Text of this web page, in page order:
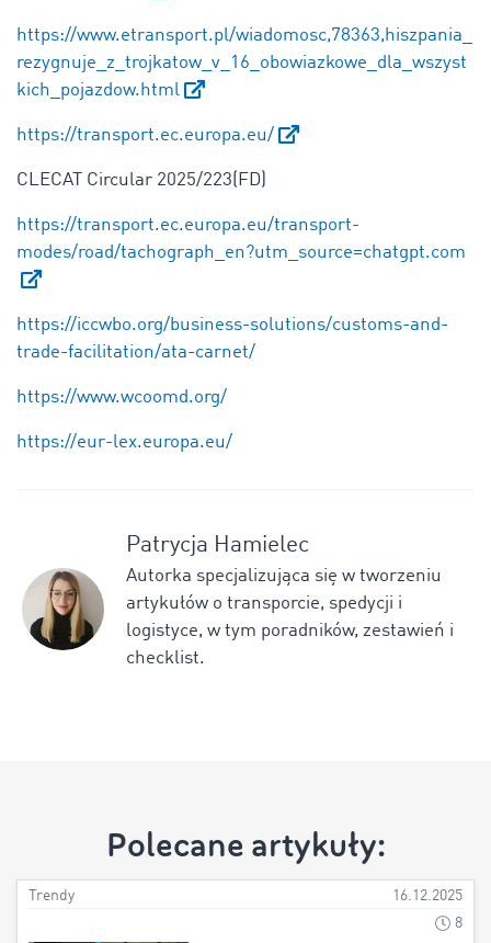
https://www.etransport.pl/wiadomosc,78363,hiszpania_
rezygnuje_z_trojkatow_v_16_obowiazkowe_dla_wszyst
kich_pojazdow.html
https://transport.ec.europa.eu/
CLECAT Circular 2025/223(FD)
https://transport.ec.europa.eu/transport-
modes/road/tachograph_en?utm_source=chatgpt.com
https://iccwbo.org/business-solutions/customs-and-
trade-facilitation/ata-carnet/
https://www.wcoomd.org/
https://eur-lex.europa.eu/
Patrycja Hamielec
Autorka specjalizująca się w tworzeniu
artykułów o transporcie, spedycji i
logistyce, w tym poradników, zestawień i
checklist.
Polecane artykuły:
Trendy
16.12.2025
8